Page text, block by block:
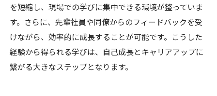
を短縮し、現場での学びに集中できる環境が整っていま
す。さらに、先輩社員や同僚からのフィードバックを受
けながら、効率的に成長することが可能です。こうした
経験から得られる学びは、自己成長とキャリアアップに
繋がる大きなステップとなります。